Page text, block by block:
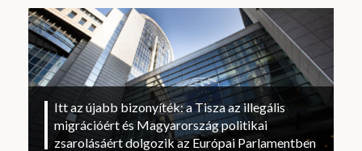
Itt az újabb bizonyíték: a Tisza az illegális
migrációért és Magyarország politikai
zsarolásáért dolgozik az Európai Parlamentben